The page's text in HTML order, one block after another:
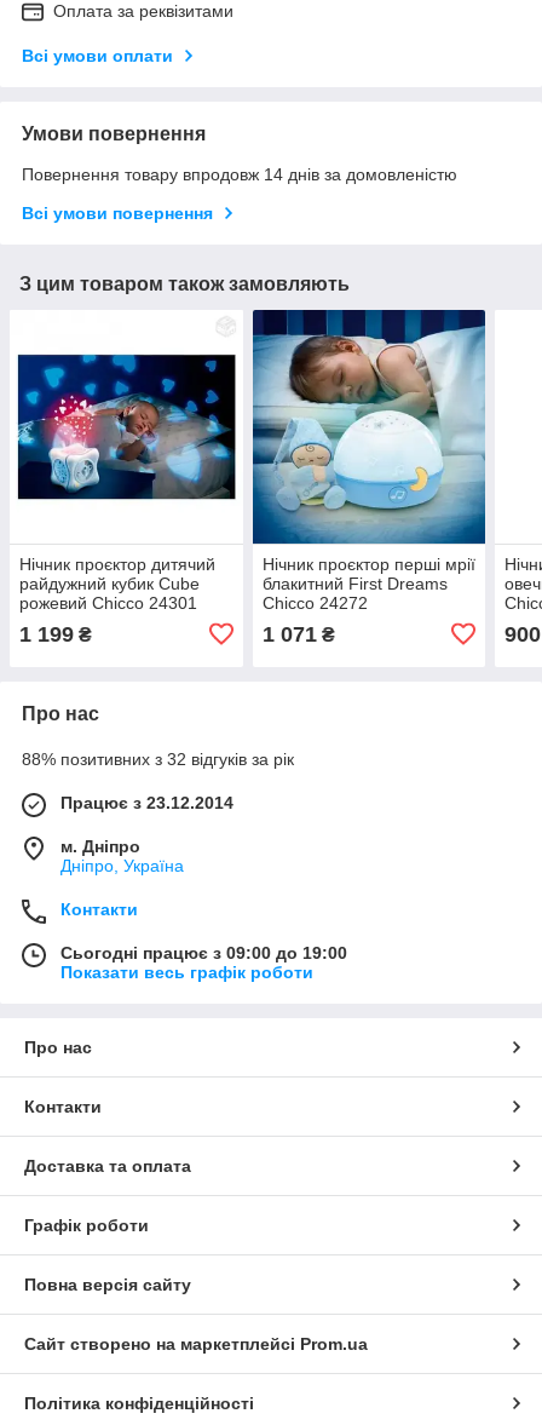
Оплата за реквізитами
Всі умови оплати
Умови повернення
Повернення товару впродовж 14 днів за домовленістю
Всі умови повернення
З цим товаром також замовляють
Нічник проєктор дитячий
райдужний кубик Cube
рожевий Chicco 24301
1 199 ₴
Нічник проєктор перші мрії
блакитний First Dreams
Chicco 24272
1 071₴ 900
Про нас
88% позитивних з 32 відгуків за рік
Працює з 23.12.2014
м. Дніпро
Дніпро, Україна
Контакти
Сьогодні працює з 09:00 до 19:00
Показати весь графік роботи
Про нас
Контакти
Доставка та оплата
Графік роботи
Повна версія сайту
Сайт створено на маркетплейсі Prom.ua
Політика конфіденційності